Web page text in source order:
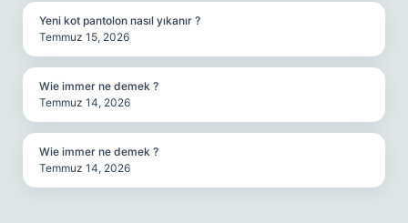
Yeni kot pantolon nasıl yıkanır ?
Temmuz 15, 2026
Wie immer ne demek ?
Temmuz 14, 2026
Wie immer ne demek ?
Temmuz 14, 2026